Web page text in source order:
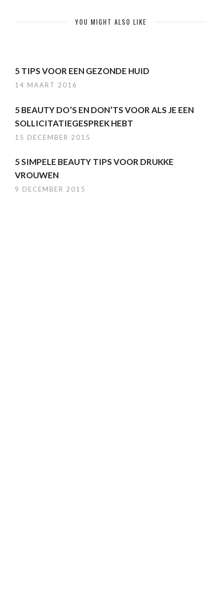
YOU MIGHT ALSO LIKE
5 TIPS VOOR EEN GEZONDE HUID
14 MAART 2016
5 BEAUTY DO’S EN DON’TS VOOR ALS JE EEN
SOLLICITATIEGESPREK HEBT
15 DECEMBER 2015
5 SIMPELE BEAUTY TIPS VOOR DRUKKE
VROUWEN
9 DECEMBER 2015